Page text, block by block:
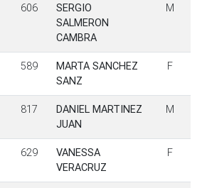
606
SERGIO
SALMERON
CAMBRA
M
589
MARTA SANCHEZ
SANZ
F
817
DANIEL MARTINEZ
JUAN
M
629
VANESSA
VERACRUZ
F